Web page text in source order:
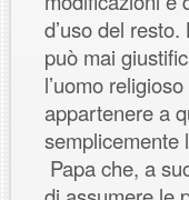
d’uso del
può mai
l’uomo
appartenere a
semplicemente
Papa che, a